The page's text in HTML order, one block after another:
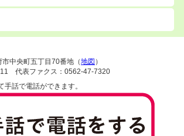
中央町五丁目70番地（地図 ）
代表ファクス：0562-47-7320
話で電話ができます。